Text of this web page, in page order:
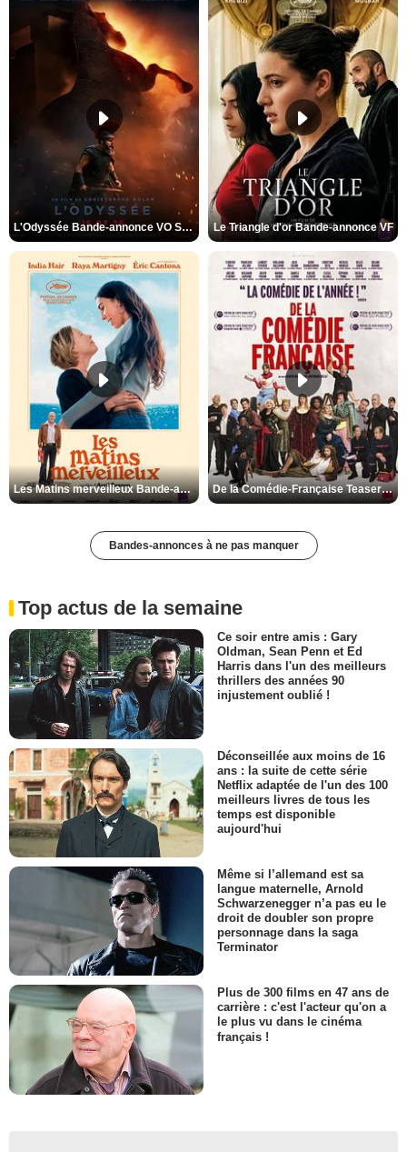
L'Odyssée Bande-annonce VO STFR Le Triangle d'or Bande-annonce VF
Les Matins merveilleux Bande-annonce VF De la Comédie-Française Teaser VF
Bandes-annonces à ne pas manquer
Top actus de la semaine
Ce soir entre amis : Gary
Oldman, Sean Penn et Ed
Harris dans l'un des meilleurs
thrillers des années 90
injustement oublié !
Déconseillée aux moins de 16
ans : la suite de cette série
Netflix adaptée de l'un des 100
meilleurs livres de tous les
temps est disponible
aujourd'hui
Même si l’allemand est sa
langue maternelle, Arnold
Schwarzenegger n’a pas eu le
droit de doubler son propre
personnage dans la saga
Terminator
Plus de 300 films en 47 ans de
carrière : c'est l'acteur qu'on a
le plus vu dans le cinéma
français !